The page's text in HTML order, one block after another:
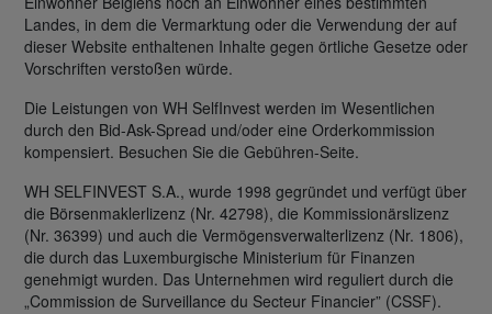
Landes, in dem die Vermarktung oder die Verwendung der auf
dieser Website enthaltenen Inhalte gegen örtliche Gesetze oder
Vorschriften verstoßen würde.
Die Leistungen von WH SelfInvest werden im Wesentlichen
durch den Bid-Ask-Spread und/oder eine Orderkommission
kompensiert. Besuchen Sie die Gebühren-Seite.
WH SELFINVEST S.A., wurde 1998 gegründet und verfügt über
die Börsenmaklerlizenz (Nr. 42798), die Kommissionärslizenz
(Nr. 36399) und auch die Vermögensverwalterlizenz (Nr. 1806),
die durch das Luxemburgische Ministerium für Finanzen
genehmigt wurden. Das Unternehmen wird reguliert durch die
„Commission de Surveillance du Secteur Financier” (CSSF).